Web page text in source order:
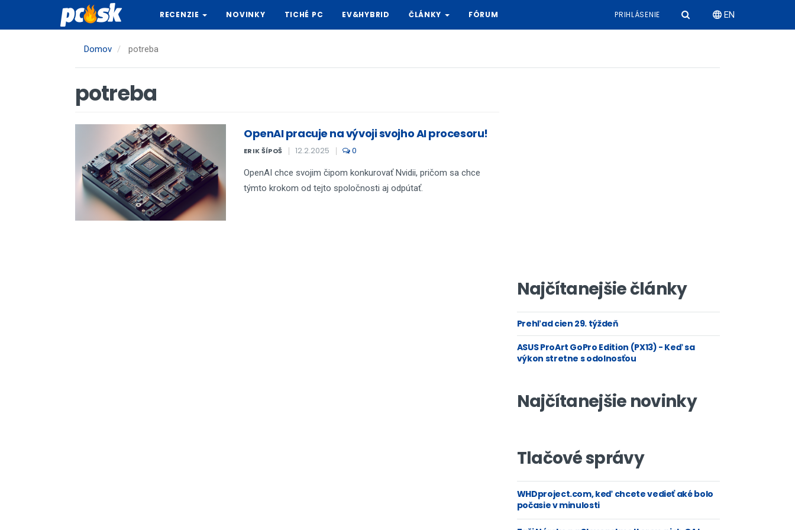
hlavný
RECENZIE NOVINKY TICHÉ PC EV&HYBRID ČLÁNKY FÓRUM PRIHLÁSENIE EN
Domov potreba
potreba
OpenAI pracuje na vývoji svojho AI procesoru!
ERIK ŠÍPOŠ 12.2.2025 0
OpenAI chce svojim čipom konkurovať Nvidii, pričom sa chce
týmto krokom od tejto spoločnosti aj odpútať.
Najčítanejšie články
Prehľad cien 29. týždeň
ASUS ProArt GoPro Edition (PX13) - Keď sa
výkon stretne s odolnosťou
Najčítanejšie novinky
Tlačové správy
WHDproject.com, keď chcete vedieť aké bolo
počasie v minulosti